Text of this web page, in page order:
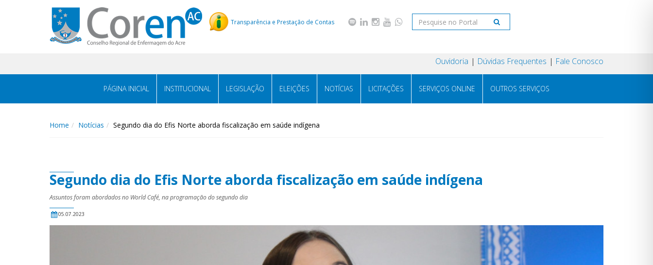
Transparência e Prestação de Contas
Ouvidoria Dúvidas Frequentes Fale Conosco
PÁGINA INICIAL INSTITUCIONAL LEGISLAÇÃO ELEIÇÕES NOTÍCIAS LICITAÇÕES SERVIÇOS ONLINE OUTROS SERVIÇOS
Home Notícias Segundo dia do Efis Norte aborda fiscalização em saúde indígena
Segundo dia do Efis Norte aborda fiscalização em saúde indígena
Assuntos foram abordados no World Café, na programação do segundo dia
05.07.2023